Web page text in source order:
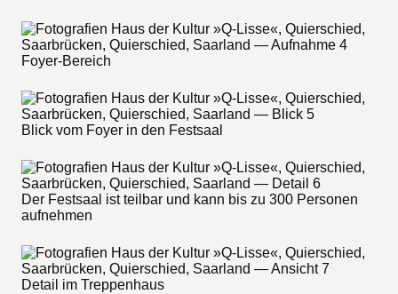
Foyer-Bereich
Blick vom Foyer in den Festsaal
Der Festsaal ist teilbar und kann bis zu 300 Personen
aufnehmen
Detail im Treppenhaus